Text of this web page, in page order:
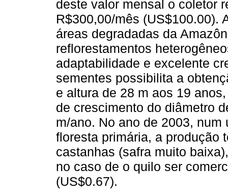
deste valor mensal o coletor
R$300,00/mês (US$100.00).
áreas degradadas da
reflorestamentos
adaptabilidade e excelente
sementes possibilita a
e altura de 28 m aos 19
de crescimento do diâmetro
m/ano. No ano de 2003,
floresta primária, a produção
castanhas (safra muito
no caso de o quilo ser
(US$0.67).